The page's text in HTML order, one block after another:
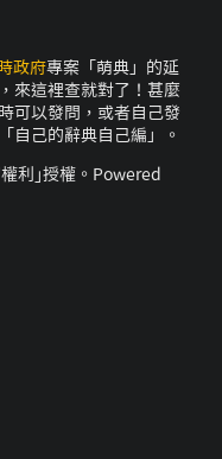
政府專案「萌典」的延
來這裡查就對了！甚麼
可以發問，或者自己發
自己的辭典自己編」。
利｣授權。Powered